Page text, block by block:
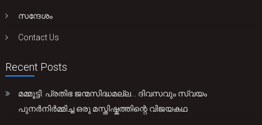
സന്ദേശം
Contact Us
Recent Posts
മമ്മൂട്ടി: പ്രതിഭ ജന്മസിദ്ധമല്ല… ദിവസവും സ്വയം
പുനർനിർമ്മിച്ച ഒരു മസ്തിഷ്കത്തിന്റെ വിജയകഥ